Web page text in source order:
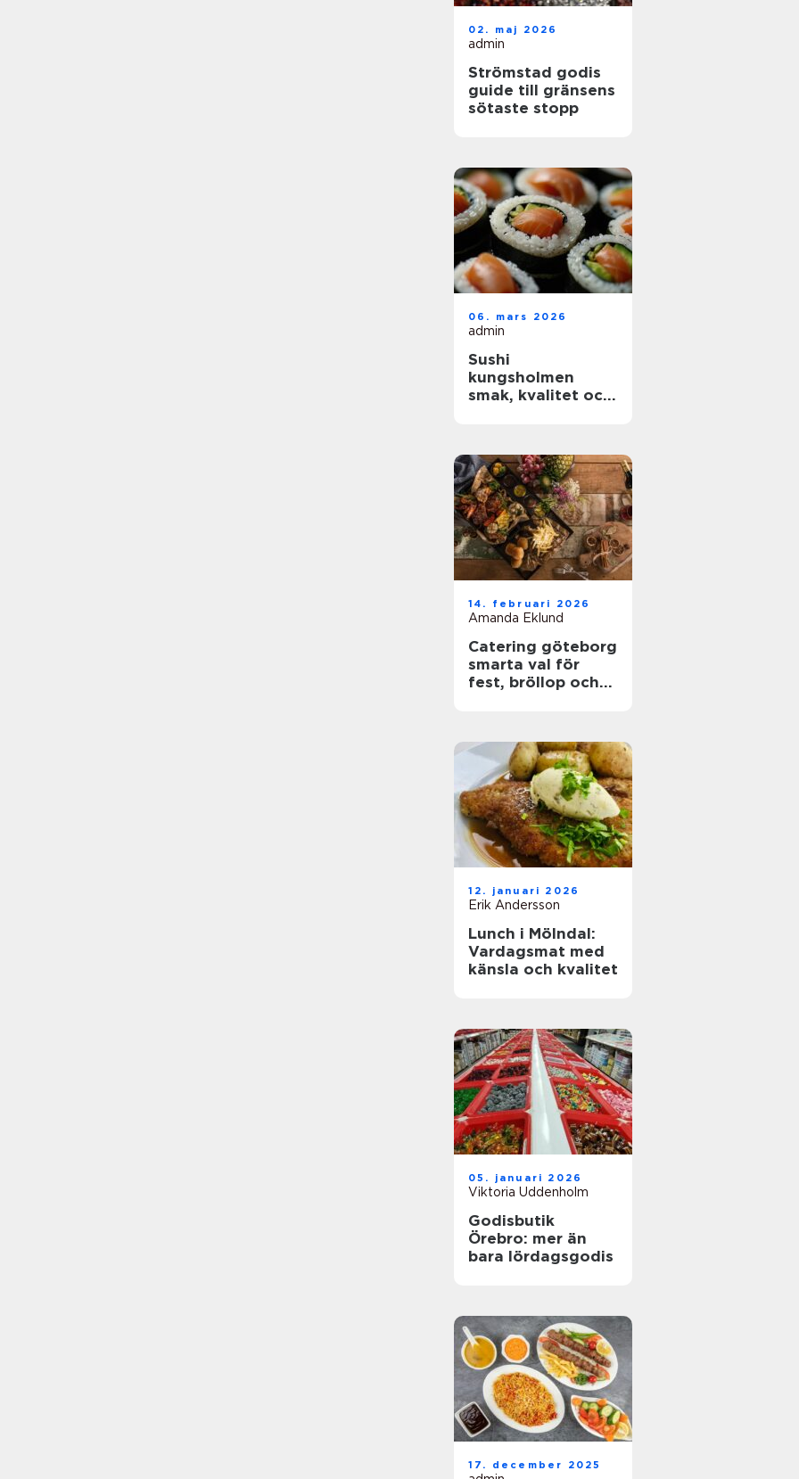
02. maj 2026
admin
Strömstad godis
guide till gränsens
sötaste stopp
06. mars 2026
admin
Sushi
kungsholmen
smak, kvalitet och
14. februari 2026
Amanda Eklund
Catering göteborg
smarta val för
fest, bröllop och
12. januari 2026
Erik Andersson
Lunch i Mölndal:
Vardagsmat med
känsla och kvalitet
05. januari 2026
Viktoria Uddenholm
Godisbutik
Örebro: mer än
bara lördagsgodis
17. december 2025